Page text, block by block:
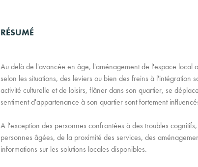
RÉSUMÉ
Au delà de l'avancée en âge, l'aménagement de l'espace local
selon les situations, des leviers ou bien des freins à l'intégration
activité culturelle et de loisirs, flâner dans son quartier, se
sentiment d'appartenance à son quartier sont fortement
A l'exception des personnes confrontées à des troubles
personnes âgées, de la proximité des services, des
informations sur les solutions locales disponibles.